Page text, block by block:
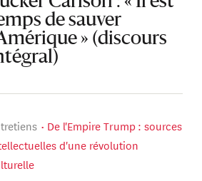
de sauver
» (discours
De l'Empire Trump : sources
d'une révolution